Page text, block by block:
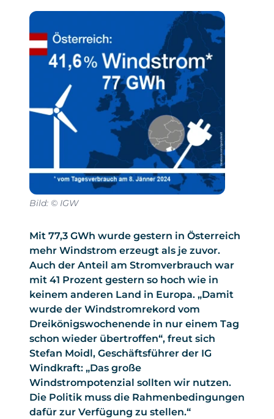
Bild: © IGW
Mit 77,3 GWh wurde gestern in Österreich
mehr Windstrom erzeugt als je zuvor.
Auch der Anteil am Stromverbrauch war
mit 41 Prozent gestern so hoch wie in
keinem anderen Land in Europa. „Damit
wurde der Windstromrekord vom
Dreikönigswochenende in nur einem Tag
schon wieder übertroffen“, freut sich
Stefan Moidl, Geschäftsführer der IG
Windkraft: „Das große
Windstrompotenzial sollten wir nutzen.
Die Politik muss die Rahmenbedingungen
dafür zur Verfügung zu stellen.“